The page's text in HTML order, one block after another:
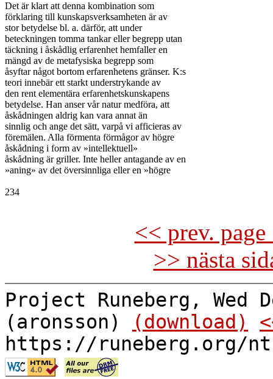
Det är klart att denna kombination som
förklaring till kunskapsverksamheten är av
stor betydelse bl. a. därför, att under
beteckningen tomma tankar eller begrepp utan
täckning i åskådlig erfarenhet hemfaller en
mängd av de metafysiska begrepp som
åsyftar något bortom erfarenhetens gränser. K:s
teori innebär ett starkt understrykande av
den rent elementära erfarenhetskunskapens
betydelse. Han anser vår natur medföra, att
åskådningen aldrig kan vara annat än
sinnlig och ange det sätt, varpå vi afficieras av
föremälen. Alla förmenta förmågor av högre
åskådning i form av »intellektuell»
åskådning är griller. Inte heller antagande av en
»aning» av det översinnliga eller en »högre
234
<< prev.
>> nästa
Project Runeberg, Wed
(aronsson)
(download)
https://runeberg.org/